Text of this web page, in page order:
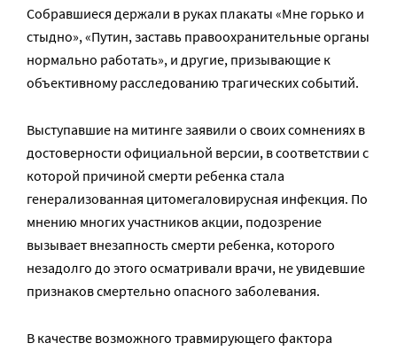
Собравшиеся держали в руках плакаты «Мне горько и
стыдно», «Путин, заставь правоохранительные органы
нормально работать», и другие, призывающие к
объективному расследованию трагических событий.
Выступавшие на митинге заявили о своих сомнениях в
достоверности официальной версии, в соответствии с
которой причиной смерти ребенка стала
генерализованная цитомегаловирусная инфекция. По
мнению многих участников акции, подозрение
вызывает внезапность смерти ребенка, которого
незадолго до этого осматривали врачи, не увидевшие
признаков смертельно опасного заболевания.
В качестве возможного травмирующего фактора